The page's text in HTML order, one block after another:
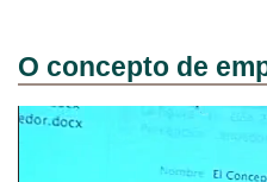
O concepto de